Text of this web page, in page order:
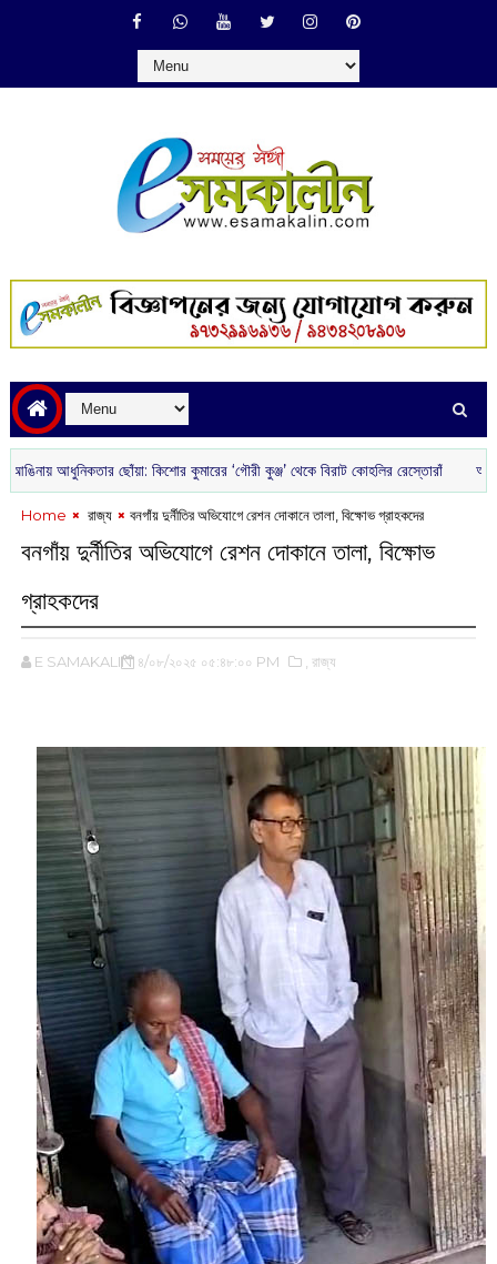
ছোঁয়া: কিশোর কুমারের ‘গৌরী কুঞ্জ’ থেকে বিরাট কোহলির রেস্তোরাঁ আজকের
Home ‌ রাজ্য বনগাঁয় দুর্নীতির অভিযোগে রেশন দোকানে তালা, বিক্ষোভ গ্রাহকদের
বনগাঁয় দুর্নীতির অভিযোগে রেশন দোকানে তালা, বিক্ষোভ
গ্রাহকদের
E SAMAKALIN ৪/০৮/২০২৫ ০৫:৪৮:০০ PM ,‌ রাজ্য